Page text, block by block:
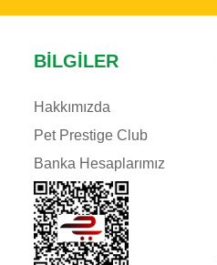
BILGILER
Hakkımızda
Pet Prestige Club
Banka Hesaplarımız